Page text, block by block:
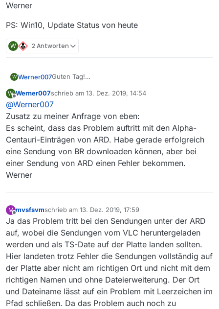
Werner
PS: Win10, Update Status von heute
W 2 Antworten
W Werner007Guten Tag!
sehr zufrieden mit der Funktion!!
Seit einiger Zeit aber habe ich Probleme mit den
Alpha-Centauri-Sendungen.
Die angezeigte Filmliste und auch die Download-
Liste zeigen die Sendungen an. Aber wenn ich
diese Sendung downloaden möchte, z.B. in der
Download-Liste mit Rechtsklick und “Download
starten”, dann färbt sich die Zeile rot ein und es
wird nichts geladen.
MediathekView klappen würde.
Was mache ich falsch?
Werner
PS: Win10, Update Status von heute
W
Offline
Werner007schrieb am 13. Dez. 2019, 14:54
zuletzt editiert von
@Werner007
Zusatz zu meiner Anfrage von eben:
Es scheint, dass das Problem auftritt mit den Alpha-
Centauri-Einträgen von ARD. Habe gerade erfolgreich
eine Sendung von BR downloaden können, aber bei
einer Sendung von ARD einen Fehler bekommen.
Werner
M
Offline
mvsfsvmschrieb am 13. Dez. 2019, 17:59
zuletzt editiert von
Ja das Problem tritt bei den Sendungen unter der ARD
auf, wobei die Sendungen vom VLC heruntergeladen
werden und als TS-Date auf der Platte landen sollten.
Hier landeten trotz Fehler die Sendungen vollständig auf
der Platte aber nicht am richtigen Ort und nicht mit dem
richtigen Namen und ohne Dateierweiterung. Der Ort
und Dateiname lässt auf ein Problem mit Leerzeichen im
Pfad schließen. Da das Problem auch noch zu